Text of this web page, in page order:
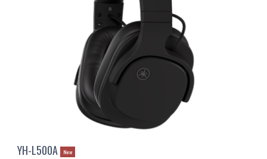
YH-L500A New